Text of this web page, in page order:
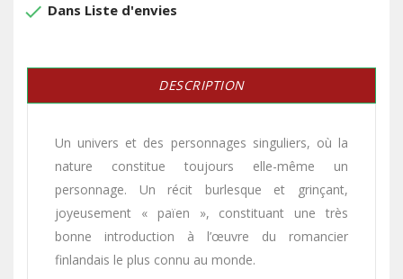
done Dans Liste d'envies
DESCRIPTION
Un univers et des personnages singuliers, où la
nature constitue toujours elle-même un
personnage. Un récit burlesque et grinçant,
joyeusement « païen », constituant une très
bonne introduction à l’œuvre du romancier
finlandais le plus connu au monde.